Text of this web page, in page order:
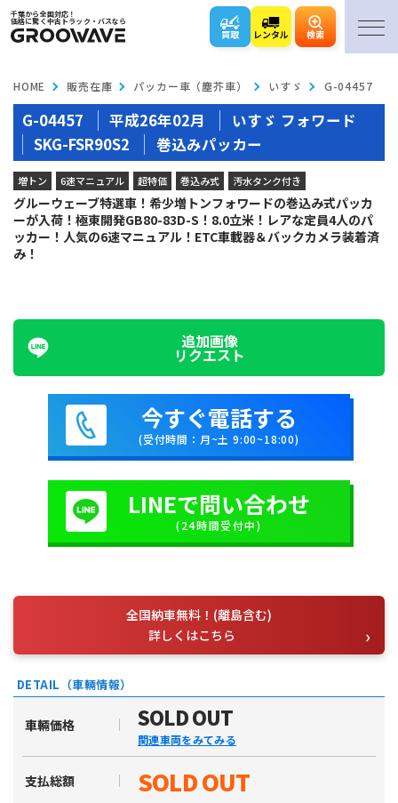
千葉から全国対応！
価格に驚く中古トラック・バスなら
買取 レンタル 検索
HOME 販売在庫 パッカー車（塵芥車） いすゞ G-04457
G-04457 平成26年02月
いすゞ フォワード
SKG-FSR90S2
巻込みパッカー
増トン 6速マニュアル 超特価 巻込み式 汚水タンク付き
グルーウェーブ特選車！希少増トンフォワードの巻込み式パッカ
ーが入荷！極東開発GB80-83D-S！8.0立米！レアな定員4人のパ
ッカー！人気の6速マニュアル！ETC車載器＆バックカメラ装着済
み！
追加画像
リクエスト
今すぐ電話する
(受付時間：月~土 9:00~18:00)
LINEで問い合わせ
(24時間受付中)
全国納車無料！(離島含む)
詳しくはこちら
DETAIL（車輛情報）
車輛価格 SOLD OUT
関連車両をみてみる
支払総額 SOLD OUT